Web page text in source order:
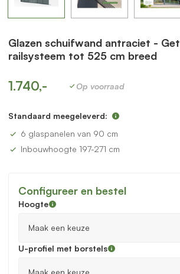
Glazen schuifwand antraciet -
railsysteem tot 525 cm breed
1.740,- Op voorraad
Standaard meegeleverd:
6 glaspanelen van 90 cm
Inbouwhoogte 197-271 cm
Configureer en bestel
Hoogte
U-profiel met borstels